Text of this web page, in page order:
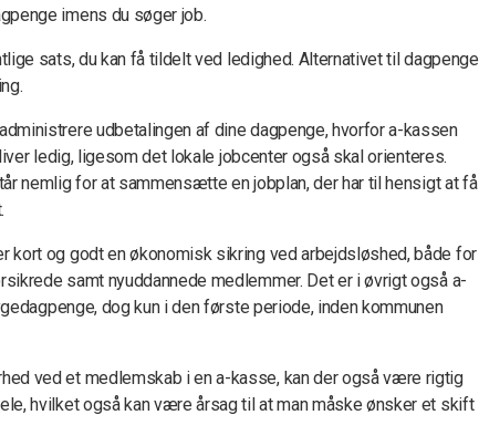
imens du søger job.
sats, du kan få tildelt ved ledighed. Alternativet til dagpenge
udbetalingen af dine dagpenge, hvorfor a-kassen
ledig, ligesom det lokale jobcenter også skal orienteres.
nemlig for at sammensætte en jobplan, der har til hensigt at få
kort og godt en økonomisk sikring ved arbejdsløshed, både for
samt nyuddannede medlemmer. Det er i øvrigt også a-
dog kun i den første periode, inden kommunen
ved et medlemskab i en a-kasse, kan der også være rigtig
hvilket også kan være årsag til at man måske ønsker et skift